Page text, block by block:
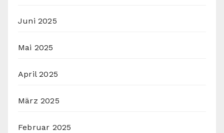
Juni 2025
Mai 2025
April 2025
März 2025
Februar 2025